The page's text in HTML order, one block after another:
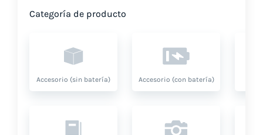
Categoría de producto
Accesorio (sin batería) Accesorio (con batería)